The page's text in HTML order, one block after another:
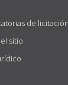
de licitación
sitio